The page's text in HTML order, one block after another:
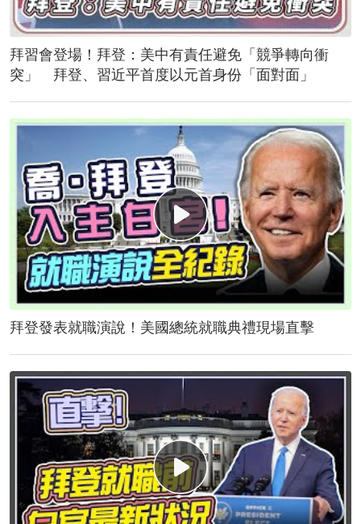
拜習會登場！拜登：美中有責任避免「競爭轉向衝
突」 拜登、習近平首度以元首身份「面對面」
拜登發表就職演說！美國總統就職典禮現場直擊